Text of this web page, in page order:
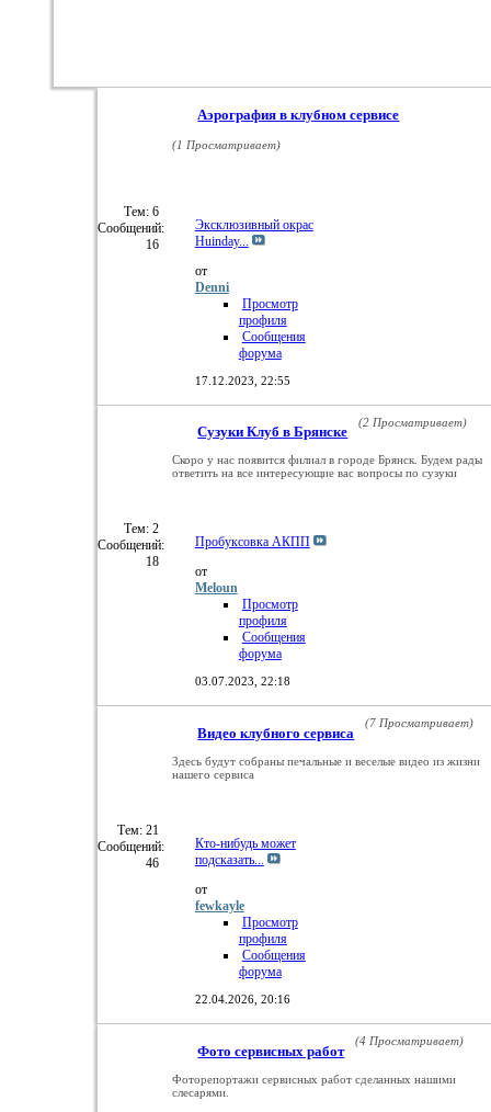
Аэрография в клубном сервисе
(1 Просматривает)
Тем: 6
Сообщений:
16
Эксклюзивный окрас
Huinday...
от
Denni
Просмотр
профиля
Сообщения
форума
17.12.2023, 22:55
Сузуки Клуб в Брянске
(2 Просматривает)
Скоро у нас появится филиал в городе Брянск. Будем рады
ответить на все интересующие вас вопросы по сузуки
Тем: 2
Сообщений:
18
Пробуксовка АКПП
от
Meloun
Просмотр
профиля
Сообщения
форума
03.07.2023, 22:18
Видео клубного сервиса
(7 Просматривает)
Здесь будут собраны печальные и веселые видео из жизни
нашего сервиса
Тем: 21
Сообщений:
46
Кто-нибудь может
подсказать...
от
fewkayle
Просмотр
профиля
Сообщения
форума
22.04.2026, 20:16
Фото сервисных работ
(4 Просматривает)
Фоторепортажи сервисных работ сделанных нашими
слесарями.